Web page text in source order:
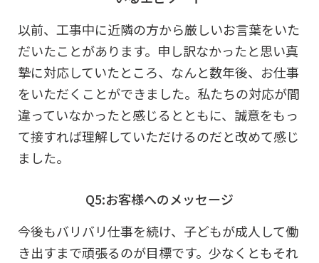
以前、工事中に近隣の方から厳しいお言葉をいた
だいたことがあります。申し訳なかったと思い真
摯に対応していたところ、なんと数年後、お仕事
をいただくことができました。私たちの対応が間
違っていなかったと感じるとともに、誠意をもっ
て接すれば理解していただけるのだと改めて感じ
ました。
Q5:お客様へのメッセージ
今後もバリバリ仕事を続け、子どもが成人して働
き出すまで頑張るのが目標です。少なくともそれ